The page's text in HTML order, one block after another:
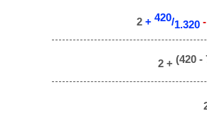
2+ 420/1.320 -
2 + (420 -